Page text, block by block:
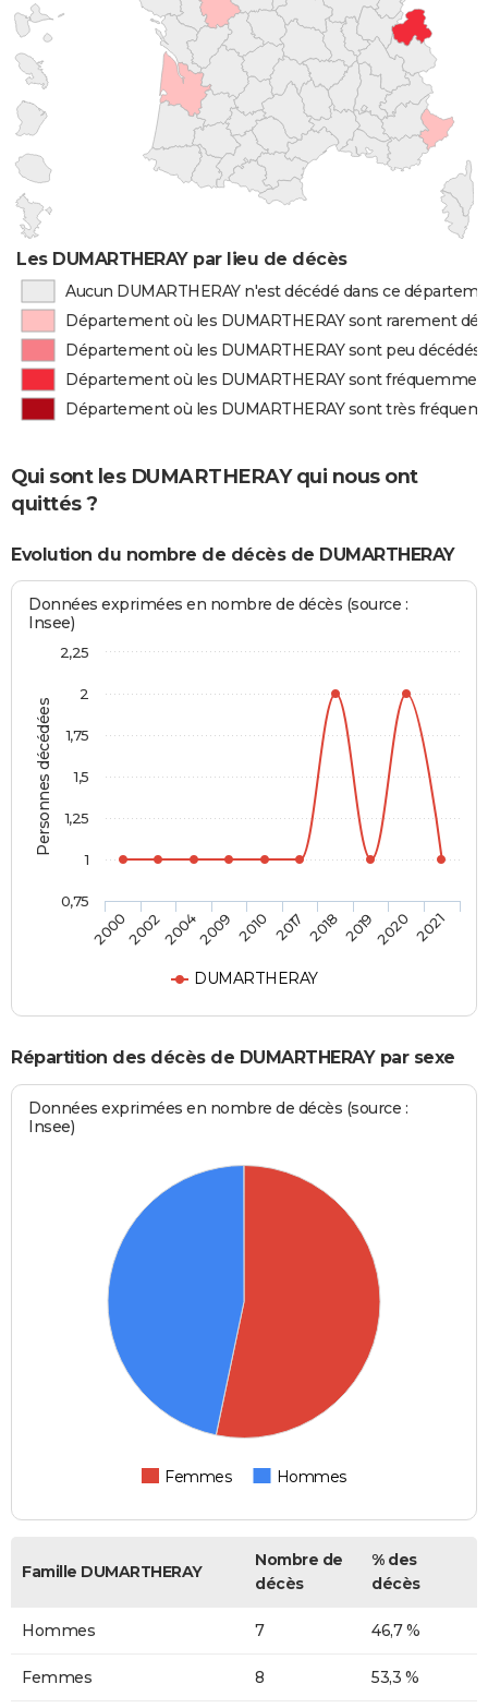
Les DUMARTHERAY par lieu de décès
Aucun DUMARTHERAY n'est décédé dans ce
Département où les DUMARTHERAY sont rarement
Département où les DUMARTHERAY sont peu décédés
Département où les DUMARTHERAY sont
Département où les DUMARTHERAY sont très
Qui sont les DUMARTHERAY qui nous ont
quittés ?
Evolution du nombre de décès de DUMARTHERAY
Personnes décédées
Données exprimées en nombre de décès (source :
Insee)
DUMARTHERAY
2000200220042009 2010 2017 2018 20192020 2021
0,75
1
1,25
1,5
1,75
2
2,25
Répartition des décès de DUMARTHERAY par sexe
Données exprimées en nombre de décès (source :
Insee)
Femmes Hommes
Famille DUMARTHERAY
Nombre de
décès
% des
décès
Hommes 7 46,7 %
Femmes 8 53,3 %